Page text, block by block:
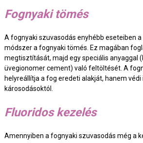
Fognyaki tömés
A fognyaki szuvasodás enyhébb eseteiben
módszer a fognyaki tömés. Ez magában
megtisztítását, majd egy speciális anyaggal
üvegionomer cement) való feltöltését. A
helyreállítja a fog eredeti alakját, hanem védi
károsodásoktól.
Fluoridos kezelés
Amennyiben a fognyaki szuvasodás még a